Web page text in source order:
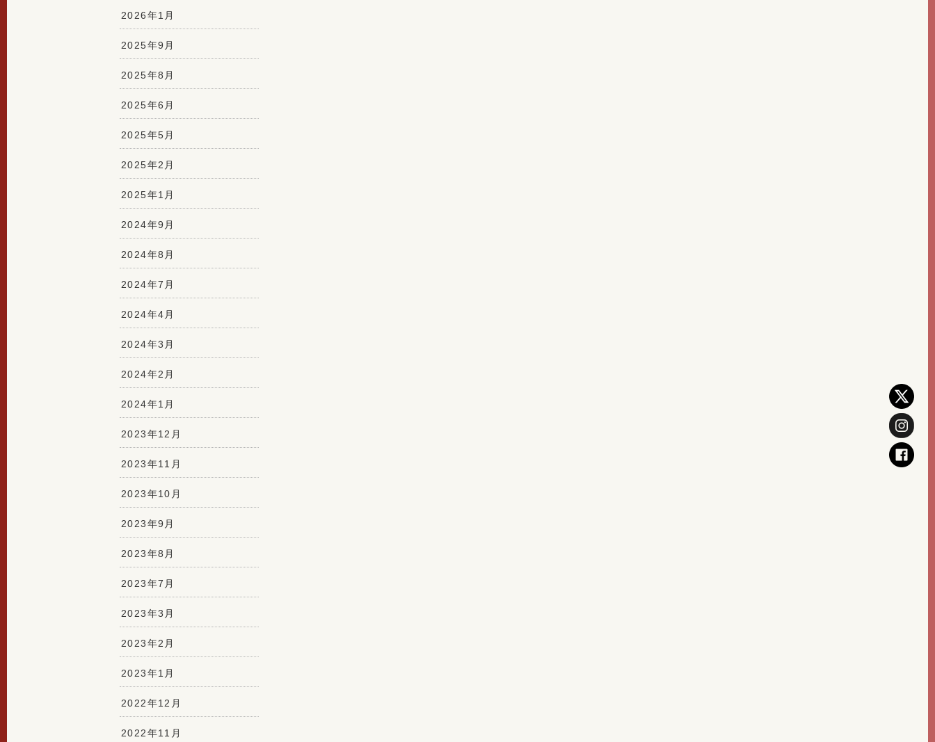
2026年1月
2025年9月
2025年8月
2025年6月
2025年5月
2025年2月
2025年1月
2024年9月
2024年8月
2024年7月
2024年4月
2024年3月
2024年2月
2024年1月
2023年12月
2023年11月
2023年10月
2023年9月
2023年8月
2023年7月
2023年3月
2023年2月
2023年1月
2022年12月
2022年11月